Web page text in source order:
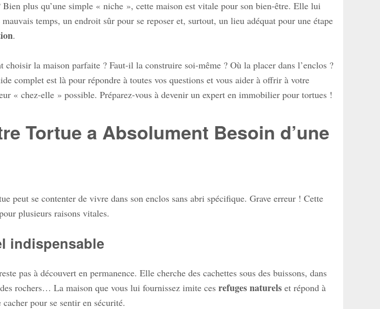
plus qu’une simple « niche », cette maison est vitale pour son bien-être. Elle lui
temps, un endroit sûr pour se reposer et, surtout, un lieu adéquat pour une étape
.
choisir la maison parfaite ? Faut-il la construire soi-même ? Où la placer dans l’enclos ?
complet est là pour répondre à toutes vos questions et vous aider à offrir à votre
« chez-elle » possible. Préparez-vous à devenir un expert en immobilier pour tortues !
Tortue a Absolument Besoin d’une
peut se contenter de vivre dans son enclos sans abri spécifique. Grave erreur ! Cette
plusieurs raisons vitales.
indispensable
pas à découvert en permanence. Elle cherche des cachettes sous des buissons, dans
rochers… La maison que vous lui fournissez imite ces refuges naturels et répond à
pour se sentir en sécurité.